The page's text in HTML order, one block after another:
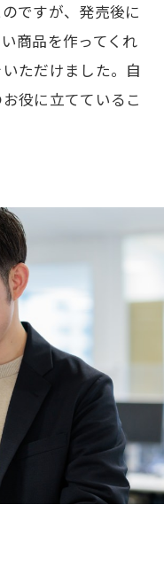
ですが、発売後に
商品を作ってくれ
ただけました。自
役に立てているこ